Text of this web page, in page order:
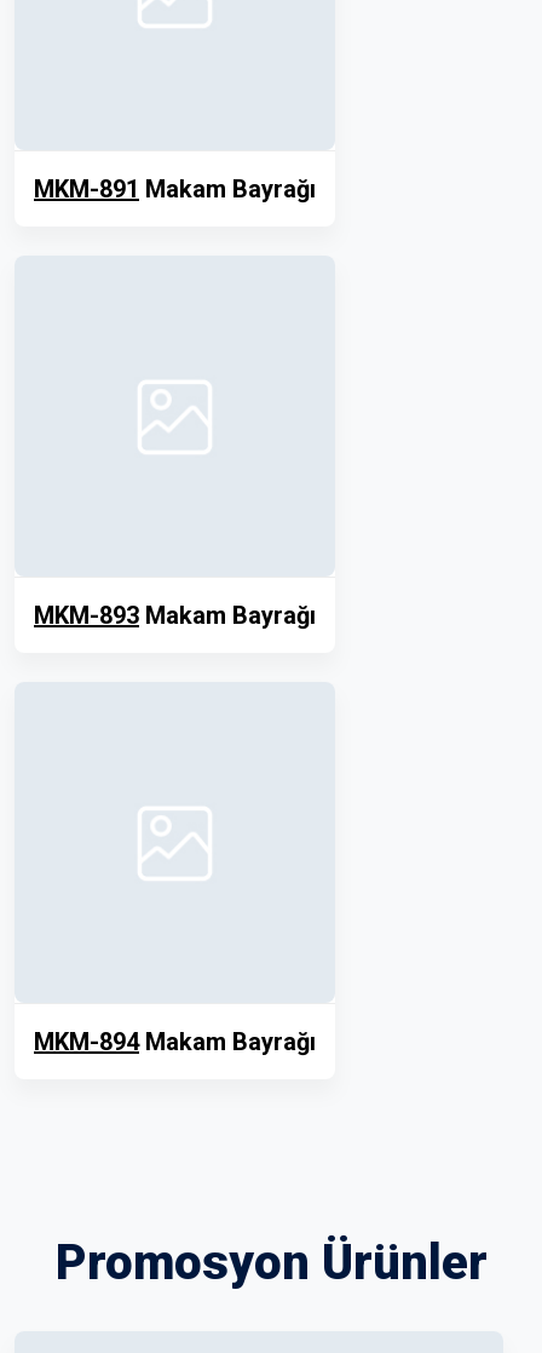
MKM-891 Makam Bayrağı
MKM-893 Makam Bayrağı
MKM-894Makam Bayrağı
Promosyon Ürünler